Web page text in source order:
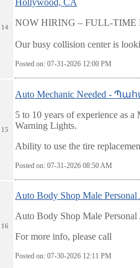
14
Hollywood, CA
NOW HIRING – FULL-TIME
Our busy collision center is
Posted on: 07-31-2026 12:00 PM
15
Auto Mechanic Needed -
5 to 10 years of experience as
Warning Lights.
Ability to use the tire
Posted on: 07-31-2026 08:50AM
16
Auto Body Shop Male
Auto Body Shop Male Personal
For more info, please call
Posted on: 07-30-2026 12:11 PM